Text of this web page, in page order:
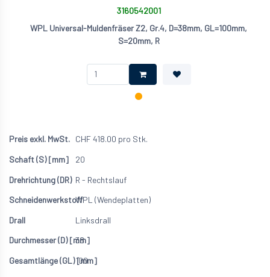
3160542001
WPL Universal-Muldenfräser Z2, Gr.4, D=38mm, GL=100mm,
S=20mm, R
CHF418.00 pro Stk.
20
R - Rechtslauf
WPL (Wendeplatten)
Linksdrall
38
100